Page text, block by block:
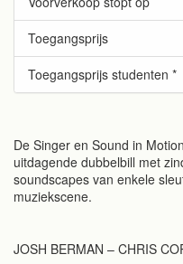
Toegangsprijs
Toegangsprijs studenten *
De Singer en Sound in
uitdagende dubbelbill met
soundscapes van enkele
muziekscene.
JOSH BERMAN – CHRIS